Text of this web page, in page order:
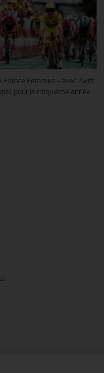
France Femmes » avec Zwift,
pour la cinquième année